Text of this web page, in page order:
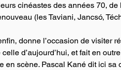
cinéastes des années 70, de
(les Taviani, Jancsó,
donne l’occasion de visiter
d’aujourd’hui, et fait en
en scène. Pascal Kané dit ici sa